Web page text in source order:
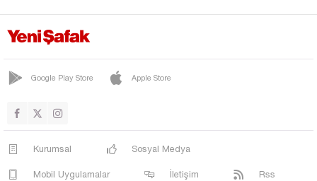
Nevşehir
Osmaniye
Rize
Google Play Store Apple Store
Kurumsal Sosyal Medya
Mobil Uygulamalar İletişim Rss